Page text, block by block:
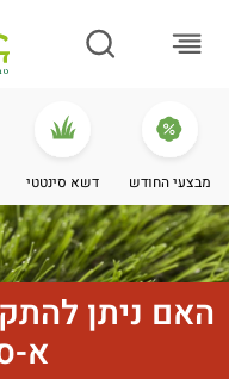
מבצעי החודש דשא סינטטי
האם ניתן
א-